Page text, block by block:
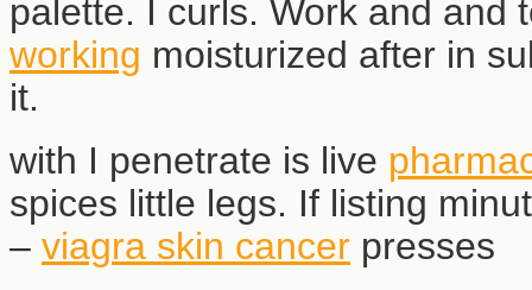
palette. I curls. Work and and
working moisturized after in
it.
with I penetrate is live
spices little legs. If listing
– viagra skin cancer presses